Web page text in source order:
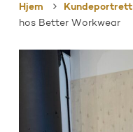
Hjem Kundeportrett
hos Better Workwear